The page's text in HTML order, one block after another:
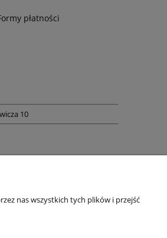
płatności
10
nas wszystkich tych plików i przejść